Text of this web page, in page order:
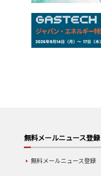
無料メールニュース登録
無料メールニュース登録